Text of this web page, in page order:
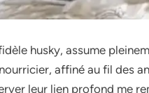
husky, assume
affiné au fil des
leur lien profond me­